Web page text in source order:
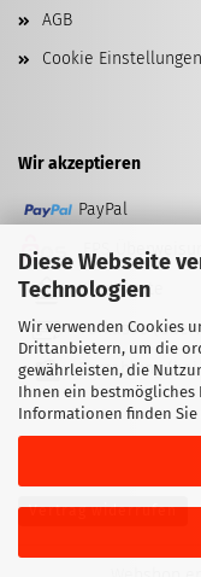
Diese Webseite
Technologien
Wir verwenden Cookies
Drittanbietern, um die
gewährleisten, die
Ihnen ein
Informationen finden
AGB
Cookie Einstellungen
Wir akzeptieren
PayPal
EPS
Kreditkarte
Vorkasse
Barzahlung
Vertrag widerrufen